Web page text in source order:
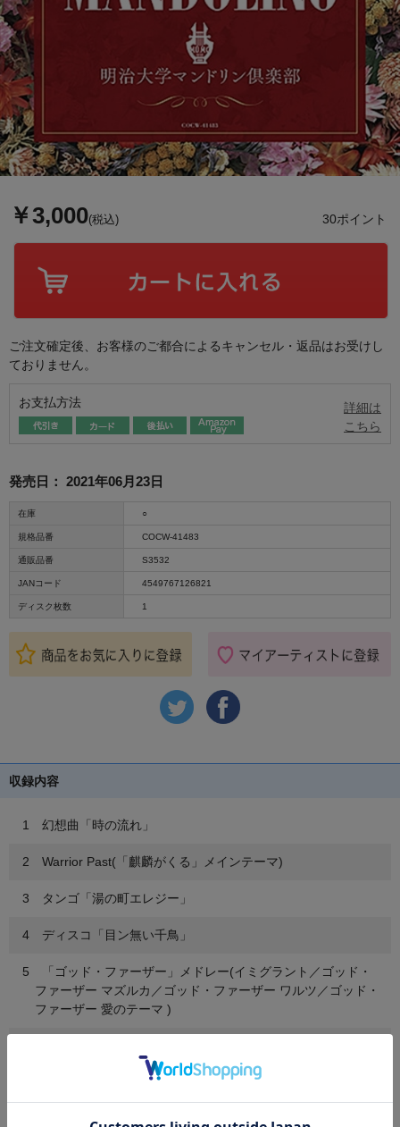
￥3,000(税込) 30ポイント
ご注文確定後、お客様のご都合によるキャンセル・返品はお受けし
ておりません。
お支払方法
詳細は
こちら
発売日： 2021年06月23日
在庫 ○
規格品番 COCW-41483
通販品番 S3532
JANコード 4549767126821
ディスク枚数 1
収録内容
1 幻想曲「時の流れ」
2 Warrior Past(「麒麟がくる」メインテーマ)
3 タンゴ「湯の町エレジー」
4 ディスコ「目ン無い千鳥」
5 「ゴッド・ファーザー」メドレー(イミグラント／ゴッド・
ファーザー マズルカ／ゴッド・ファーザー ワルツ／ゴッド・
ファーザー 愛のテーマ )
7 スポーツショー行進曲
8 その名はフジヤマ